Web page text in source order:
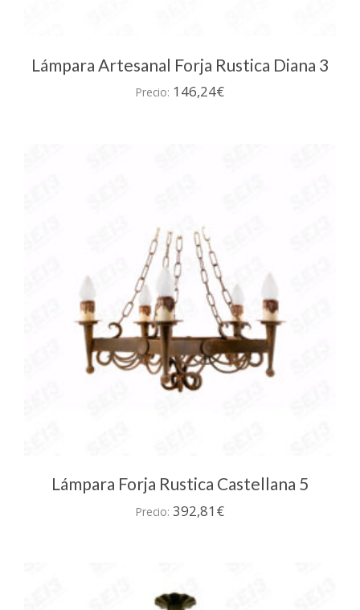
Lámpara Artesanal Forja Rustica Diana 3
Precio: 146,24€
Lámpara Forja Rustica Castellana 5
Precio: 392,81 €